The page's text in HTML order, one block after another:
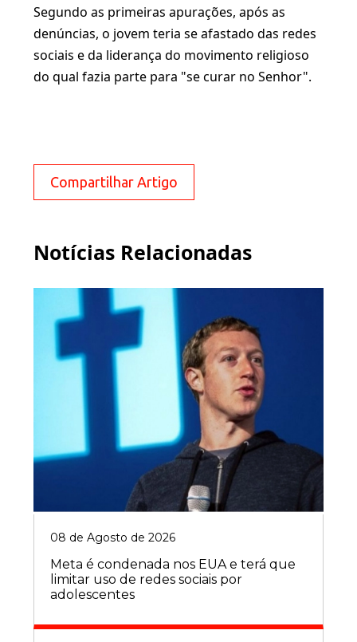
Segundo as primeiras apurações, após as
denúncias, o jovem teria se afastado das redes
sociais e da liderança do movimento religioso
do qual fazia parte para "se curar no Senhor".
Compartilhar Artigo
Notícias Relacionadas
08 de Agosto de 2026
Meta é condenada nos EUA e terá que
limitar uso de redes sociais por
adolescentes